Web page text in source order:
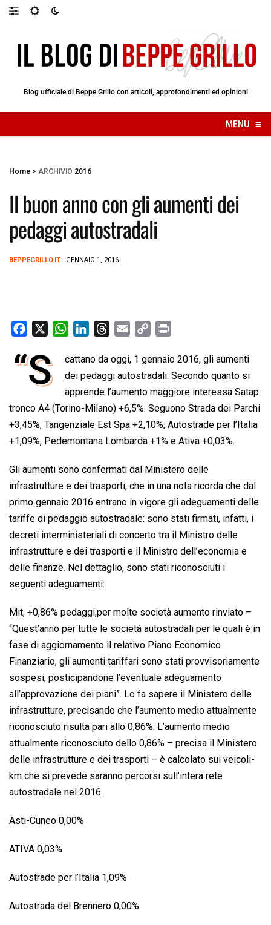
Blog ufficiale di Beppe Grillo con articoli, approfondimenti ed opinioni
MENU ≡
☰
Home > ARCHIVIO 2016
Il buon anno con gli aumenti dei
pedaggi autostradali
BEPPEGRILLO.IT - GENNAIO 1, 2016
c
e
o
o
k
W
a
t
s
A
p
p
n
k
e
d
I
n
r
e
a
d
s
a
i
l
p
y
L
i
n
k
i
n
t
“S
cattano da oggi, 1 gennaio 2016, gli aumenti
dei pedaggi autostradali. Secondo quanto si
apprende l’aumento maggiore interessa Satap
tronco A4 (Torino-Milano) +6,5%. Seguono Strada dei Parchi
+3,45%, Tangenziale Est Spa +2,10%, Autostrade per l’Italia
+1,09%, Pedemontana Lombarda +1% e Ativa +0,03%.
Gli aumenti sono confermati dal Ministero delle
infrastrutture e dei trasporti, che in una nota ricorda che dal
primo gennaio 2016 entrano in vigore gli adeguamenti delle
tariffe di pedaggio autostradale: sono stati firmati, infatti, i
decreti interministeriali di concerto tra il Ministro delle
infrastrutture e dei trasporti e il Ministro dell’economia e
delle finanze. Nel dettaglio, sono stati riconosciuti i
seguenti adeguamenti:
Mit, +0,86% pedaggi,per molte società aumento rinviato –
“Quest’anno per tutte le società autostradali per le quali è in
fase di aggiornamento il relativo Piano Economico
Finanziario, gli aumenti tariffari sono stati provvisoriamente
sospesi, posticipandone l’eventuale adeguamento
all’approvazione dei piani”. Lo fa sapere il Ministero delle
infrastrutture, precisando che l’aumento medio attualmente
riconosciuto risulta pari allo 0,86%. L’aumento medio
attualmente riconosciuto dello 0,86% – precisa il Ministero
delle infrastrutture e dei trasporti – è calcolato sui veicoli-
km che si prevede saranno percorsi sull’intera rete
autostradale nel 2016.
Asti-Cuneo 0,00%
ATIVA 0,03%
Autostrade per l’Italia 1,09%
Autostrada del Brennero 0,00%